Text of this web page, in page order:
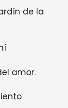
de la
amor.